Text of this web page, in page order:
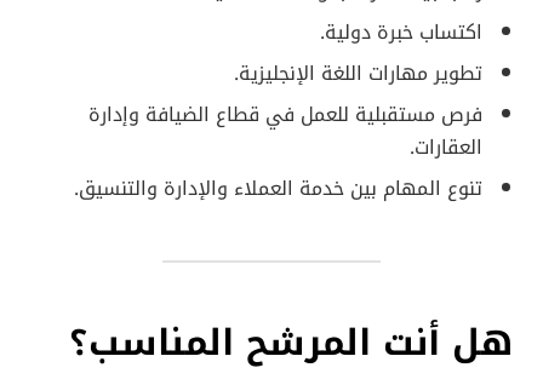
اكتساب خبرة دولية.
تطوير مهارات اللغة الإنجليزية.
فرص مستقبلية للعمل في قطاع الضيافة وإدارة
العقارات.
تنوع المهام بين خدمة العملاء والإدارة والتنسيق.
هل أنت المرشح المناسب؟